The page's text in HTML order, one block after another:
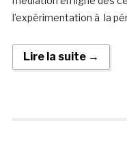
l’expérimentation à la
Lire la suite →